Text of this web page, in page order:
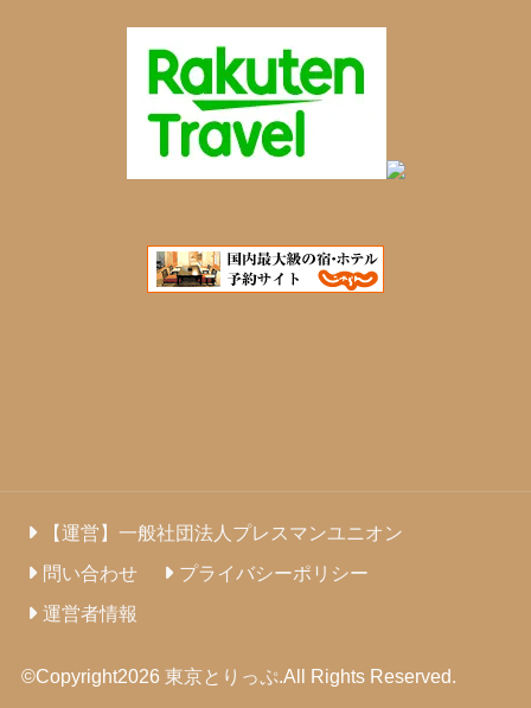
【運営】一般社団法人プレスマンユニオン
問い合わせ
プライバシーポリシー
運営者情報
©Copyright2026 東京とりっぷ.All Rights Reserved.